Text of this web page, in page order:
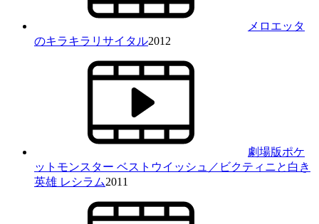
メロエッタ
のキラキラリサイタル2012
劇場版ポケ
ットモンスター ベストウイッシュ／ビクティニと白き
英雄 レシラム2011